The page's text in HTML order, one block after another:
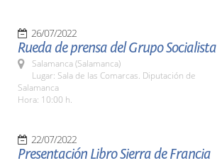
26/07/2022
Rueda de prensa del Grupo Socialista
Salamanca (Salamanca)
Lugar: Sala de las Comarcas. Diputación de
Salamanca
Hora: 10:00 h.
22/07/2022
Presentación Libro Sierra de Francia